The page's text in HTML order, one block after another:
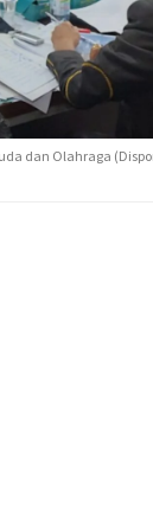
dan Olahraga